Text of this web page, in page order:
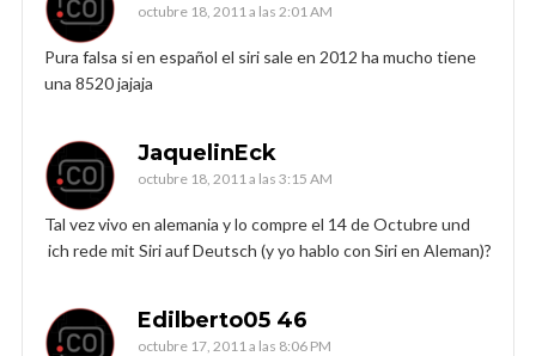
octubre 18, 2011 a las 2:01 AM
Pura falsa si en español el siri sale en 2012 ha mucho tiene
una 8520 jajaja
JaquelinEck
octubre 18, 2011 a las 3:15 AM
Tal vez vivo en alemania y lo compre el 14 de Octubre und
ich rede mit Siri auf Deutsch (y yo hablo con Siri en Aleman)?
Edilberto05 46
octubre 17, 2011 a las 8:06 PM